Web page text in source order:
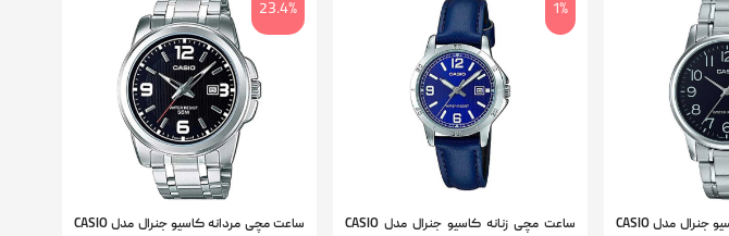
ساعت مچی مردانه کاسیو جنرال مدل CASIO
1%
ساعت مچی زنانه کاسیو جنرال مدل CASIO
23.4%
ساعت مچی مردانه کاسیو جنرال مدل CASIO